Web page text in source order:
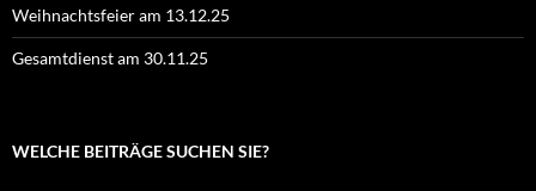
Weihnachtsfeier am 13.12.25
Gesamtdienst am 30.11.25
WELCHE BEITRÄGE SUCHEN SIE?